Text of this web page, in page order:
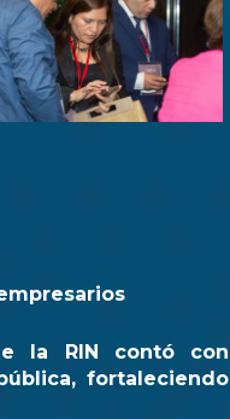
la RIN contó con
fortaleciendo